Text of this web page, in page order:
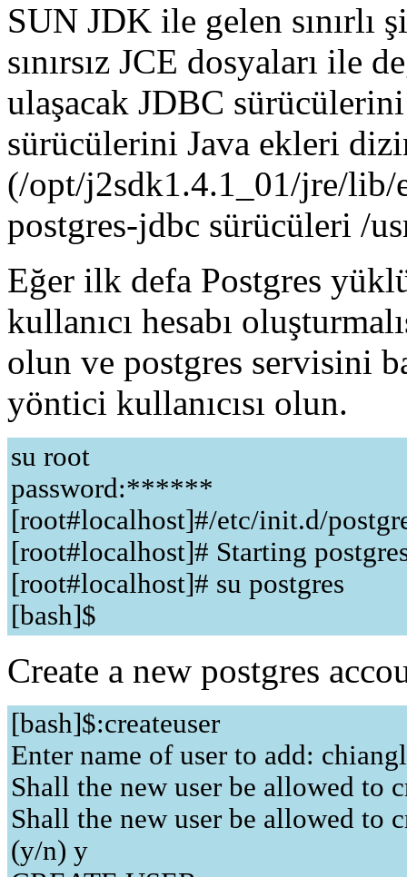
SUN JDK ile gelen sınırlı
sınırsız JCE dosyaları ile
ulaşacak JDBC
sürücülerini Java ekleri
(/opt/j2sdk1.4.1_01/jre/lib/
postgres-jdbc sürücüleri /
Eğer ilk defa Postgres
kullanıcı hesabı
olun ve postgres servisini
yöntici kullanıcısı olun.
su root
password:******
[root#localhost]#/etc/init.d/
[root#localhost]# Starting
[root#localhost]# su postgres
[bash]$
Create a new postgres
[bash]$:createuser
Enter name of user to add:
Shall the new user be allowed to
Shall the new user be allowed to
(y/n) y